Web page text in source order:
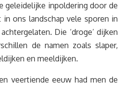
geleidelijke inpoldering door de
ons landschap vele sporen in
Die ‘droge’ dijken
de namen zoals slaper,
en meeldijken.
veertiende eeuw had men de